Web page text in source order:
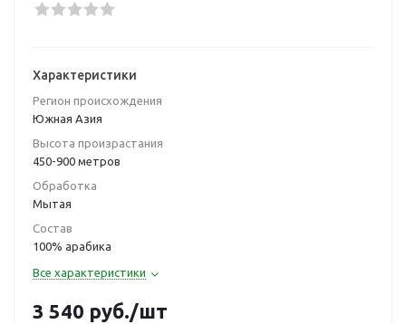
Характеристики
Регион происхождения
Южная Азия
Высота произрастания
450-900 метров
Обработка
Мытая
Состав
100% арабика
Все характеристики
3 540 руб./шт